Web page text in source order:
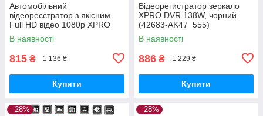
Автомобільний
відеореєстратор з якісним
Full HD відео 1080p XPRO
PM-P10 (GR- 124_393)
В наявності
815 ₴ 1 136 ₴
Купити
Відеорегистратор зеркало
XPRO DVR 138W, чорний
(42683-AK47_555)
В наявності
886 ₴ 1 229 ₴
Купити
–28% –28%